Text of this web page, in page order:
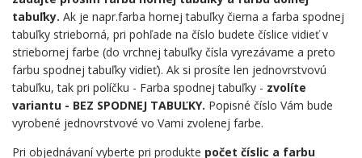
tabuľky. Ak je napr.farba hornej tabuľky čierna a farba spodnej
tabuľky strieborná, pri pohľade na číslo budete číslice vidieť v
striebornej farbe (do vrchnej tabuľky čísla vyrezávame a preto
farbu spodnej tabuľky vidieť). Ak si prosíte len jednovrstvovú
tabuľku, tak pri políčku - Farba spodnej tabuľky - zvolíte
variantu - BEZ SPODNEJ TABUĽKY. Popisné číslo Vám bude
vyrobené jednovrstvové vo Vami zvolenej farbe.
Pri objednávaní vyberte pri produkte počet číslic a farbu